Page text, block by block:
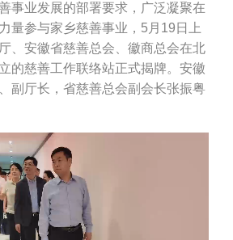
事业发展的部署要求，广泛凝聚在
量参与家乡慈善事业，5月19日上
、安徽省慈善总会、徽商总会在北
的慈善工作联络站正式揭牌。安徽
副厅长，省慈善总会副会长张振粤